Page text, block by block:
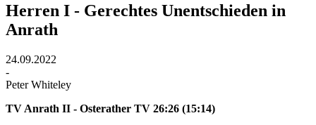
Herren I - Gerechtes Unentschieden in
Anrath
24.09.2022
-
Peter Whiteley
TV Anrath II - Osterather TV 26:26 (15:14)